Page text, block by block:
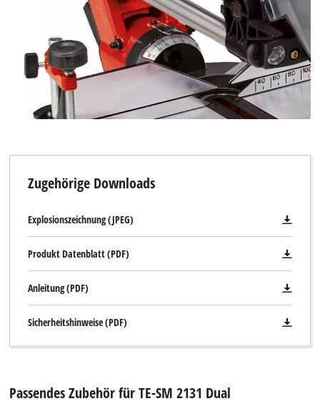
Wir benötigen deine Zustimmung, um
Google Maps laden zu können!
This content is not permitted to load due
to trackers that are not disclosed to the
visitor. The website owner needs to setup
the site with their CMP to add this content
to the list of technologies used.
Management Platform
Zugehörige Downloads
Explosionszeichnung (JPEG)
Produkt Datenblatt (PDF)
Anleitung (PDF)
Sicherheitshinweise (PDF)
Passendes Zubehör für TE-SM 2131 Dual